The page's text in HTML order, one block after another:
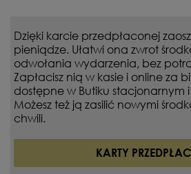
Dzięki karcie przedpłaconej
pieniądze. Ułatwi ona zwrot
odwołania wydarzenia, bez
Zapłacisz nią w kasie i online za
dostępne w Butiku stacjonarnym
Możesz też ją zasilić nowymi
chwili.
KARTY